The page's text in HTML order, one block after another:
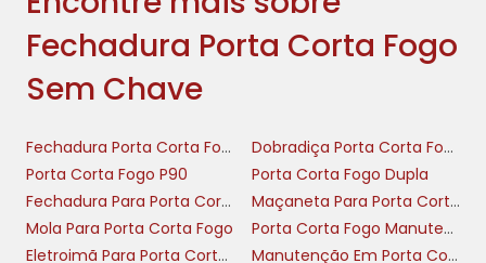
Priorize modelos com certificação e
reduzir tempo de intervenção em rotas de escape.
instalação; use esses critérios para avaliar
fogo sem chave em qualquer projeto.
TIPOS E MONTAGEM:
Fechadura Porta Corta Fogo
Sem Chave
Fechadura Porta Corta Fogo
Dobradiça Porta Corta Fogo
Porta Corta Fogo P90
Porta Corta Fogo Dupla
Fechadura Para Porta Corta Fogo Com Chave
Maçaneta Para Porta Corta Fogo
Mola Para Porta Corta Fogo
Porta Corta Fogo Manutenção
Eletroimã Para Porta Corta Fogo
Manutenção Em Porta Corta Fogo